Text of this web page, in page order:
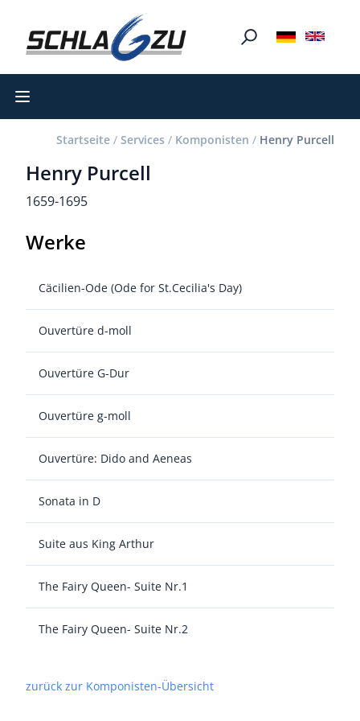
Open main menu
Startseite / Services / Komponisten / Henry Purcell
Henry Purcell
1659-1695
Werke
Cäcilien-Ode (Ode for St.Cecilia's Day)
Ouvertüre d-moll
Ouvertüre G-Dur
Ouvertüre g-moll
Ouvertüre: Dido and Aeneas
Sonata in D
Suite aus King Arthur
The Fairy Queen- Suite Nr.1
The Fairy Queen- Suite Nr.2
zurück zur Komponisten-Übersicht